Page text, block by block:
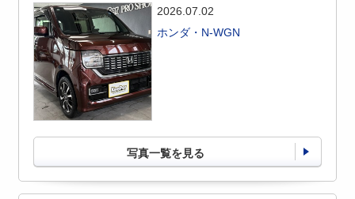
2026.07.02
ホンダ・N-WGN
写真一覧を見る